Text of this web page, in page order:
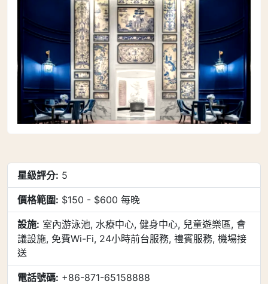
星級評分: 5
價格範圍: $150 - $600 每晚
設施: 室內游泳池, 水療中心, 健身中心, 兒童遊樂區, 會
議設施, 免費Wi-Fi, 24小時前台服務, 禮賓服務, 機場接
送
電話號碼: +86-871-65158888